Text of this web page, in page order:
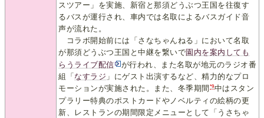
スツアー」を実施、新宿と那須どうぶつ王国を往復す
るバスが運行され、車内では名取によるバスガイド音
声が流れた。
コラボ開始前には「さなちゃんねる」において名取
が那須どうぶつ王国と中継を繋いで園内を案内しても
らうライブ配信
が行われ、また名取が地元のラジオ番
組「 なすラジ 」にゲスト出演するなど、精力的なプロ
モーションが実施された。また、冬季期間 *9中はスタン
プラリー特典のポストカードやノベルティの絵柄の更
新、レストランの期間限定メニューとして「うさちゃ